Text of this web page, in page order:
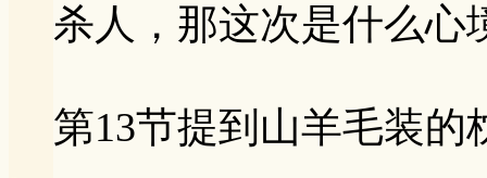
杀人，那这次是什么心
第13节提到山羊毛装